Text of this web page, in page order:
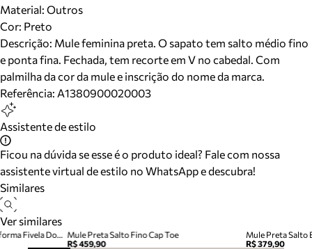
Material: Outros
Cor: Preto
Descrição: Mule feminina preta. O sapato tem salto médio fino
e ponta fina. Fechada, tem recorte em V no cabedal. Com
palmilha da cor da mule e inscrição do nome da marca.
Referência: A1380900020003
Assistente de estilo
Ficou na dúvida se esse é o produto ideal? Fale com nossa
assistente virtual de estilo no WhatsApp e descubra!
Similares
Ver similares
Mule Preta Salto Fino Cap Toe
R$ 459,90
Mule Preta Salto
R$ 379,90
Mule Preta Acamurçada Plataforma Fivela Dourada